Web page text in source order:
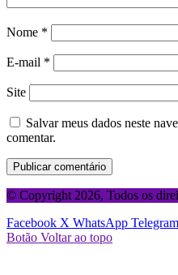
Nome *
E-mail *
Site
Salvar meus dados neste
comentar.
© Copyright 2026, Todos os
Facebook X WhatsApp Telegram
Botão Voltar ao topo